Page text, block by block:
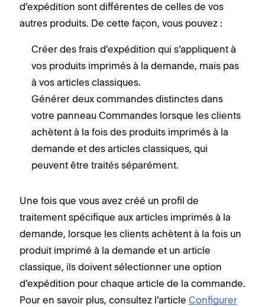
d’expédition sont différentes de celles de vos
autres produits. De cette façon, vous pouvez :
Créer des frais d’expédition qui s’appliquent à
vos produits imprimés à la demande, mais pas
à vos articles classiques.
Générer deux commandes distinctes dans
votre panneau Commandes lorsque les clients
achètent à la fois des produits imprimés à la
demande et des articles classiques, qui
peuvent être traités séparément.
Une fois que vous avez créé un profil de
traitement spécifique aux articles imprimés à la
demande, lorsque les clients achètent à la fois un
produit imprimé à la demande et un article
classique, ils doivent sélectionner une option
d’expédition pour chaque article de la commande.
Pour en savoir plus, consultez l’article Configurer